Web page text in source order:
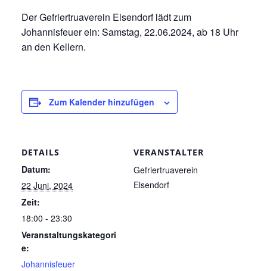
Der Gefriertruaverein Elsendorf lädt zum
Johannisfeuer ein: Samstag, 22.06.2024, ab 18 Uhr
an den Kellern.
Zum Kalender hinzufügen
DETAILS
Datum:
22 Juni, 2024
Zeit:
18:00 - 23:30
Veranstaltungskategori
e:
Johannisfeuer
VERANSTALTER
Gefriertruaverein
Elsendorf